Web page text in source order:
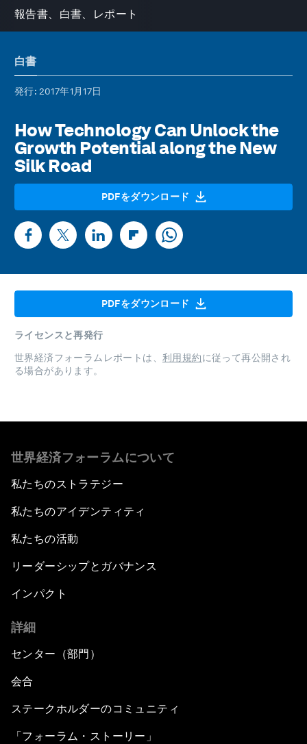
報告書、白書、レポート
白書
発行: 2017年1月17日
How Technology Can Unlock the
Growth Potential along the New
Silk Road
PDFをダウンロード
PDFをダウンロード
ライセンスと再発行
世界経済フォーラムレポートは、 利用規約に従って再公開され
る場合があります。
世界経済フォーラムについて
私たちのストラテジー
私たちのアイデンティティ
私たちの活動
リーダーシップとガバナンス
インパクト
詳細
センター（部門）
会合
ステークホルダーのコミュニティ
「フォーラム・ストーリー」